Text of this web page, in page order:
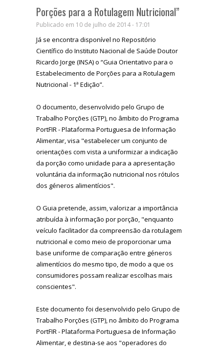
Porções para a Rotulagem Nutricional”
Publicado em 10 de julho de 2014 - 17:01
Já se encontra disponível no Repositório
Científico do Instituto Nacional de Saúde Doutor
Ricardo Jorge (INSA) o “Guia Orientativo para o
Estabelecimento de Porções para a Rotulagem
Nutricional - 1ª Edição”.
O documento, desenvolvido pelo Grupo de
Trabalho Porções (GTP), no âmbito do Programa
PortFIR - Plataforma Portuguesa de Informação
Alimentar, visa "estabelecer um conjunto de
orientações com vista a uniformizar a indicação
da porção como unidade para a apresentação
voluntária da informação nutricional nos rótulos
dos géneros alimentícios".
O Guia pretende, assim, valorizar a importância
atribuída à informação por porção, "enquanto
veículo facilitador da compreensão da rotulagem
nutricional e como meio de proporcionar uma
base uniforme de comparação entre géneros
alimentícios do mesmo tipo, de modo a que os
consumidores possam realizar escolhas mais
conscientes".
Este documento foi desenvolvido pelo Grupo de
Trabalho Porções (GTP), no âmbito do Programa
PortFIR - Plataforma Portuguesa de Informação
Alimentar, e destina-se aos "operadores do